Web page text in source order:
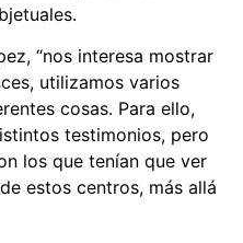
“nos interesa mostrar
utilizamos varios
cosas. Para ello,
testimonios, pero
los que tenían que ver
estos centros, más allá